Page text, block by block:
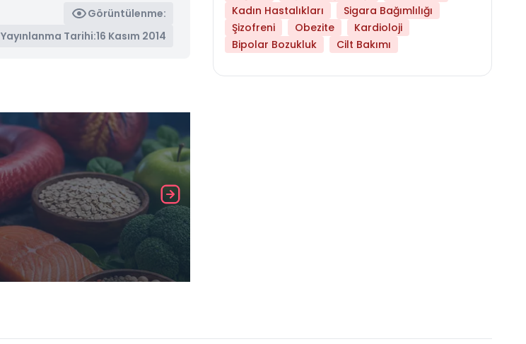
Görüntülenme:
Yayınlanma Tarihi:16 Kasım 2014
Kadın Hastalıkları
Sigara Bağımlılığı
Şizofreni
Obezite
Kardioloji
Bipolar Bozukluk
Cilt Bakımı